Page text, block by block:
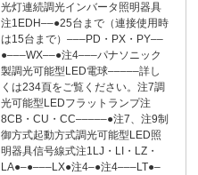
光灯連続調光インバータ照明器具
注1EDH‒‒●25台まで（連接使用時
は15台まで）‒‒‒PD・PX・PY‒‒
●‒‒‒WX‒‒●注4‒‒‒パナソニック
製調光可能型LED電球‒‒‒‒‒詳し
くは234頁をご覧ください。注7調
光可能型LEDフラットランプ注
8CB・CU・CC‒‒‒‒‒●注7、注9制
御方式起動方式調光可能型LED照
明器具信号線式注1LJ・LI・LZ・
LA●‒●‒‒‒LX●注4‒●注4‒‒‒LT●‒